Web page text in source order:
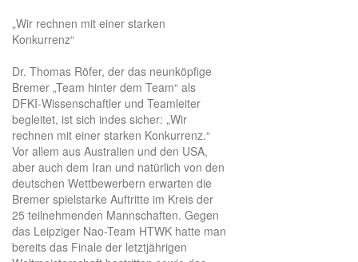
„Wir rechnen mit einer starken
Konkurrenz“
Dr. Thomas Röfer, der das neunköpfige
Bremer „Team hinter dem Team“ als
DFKI-Wissenschaftler und Teamleiter
begleitet, ist sich indes sicher: „Wir
rechnen mit einer starken Konkurrenz.“
Vor allem aus Australien und den USA,
aber auch dem Iran und natürlich von den
deutschen Wettbewerbern erwarten die
Bremer spielstarke Auftritte im Kreis der
25 teilnehmenden Mannschaften. Gegen
das Leipziger Nao-Team HTWK hatte man
bereits das Finale der letztjährigen